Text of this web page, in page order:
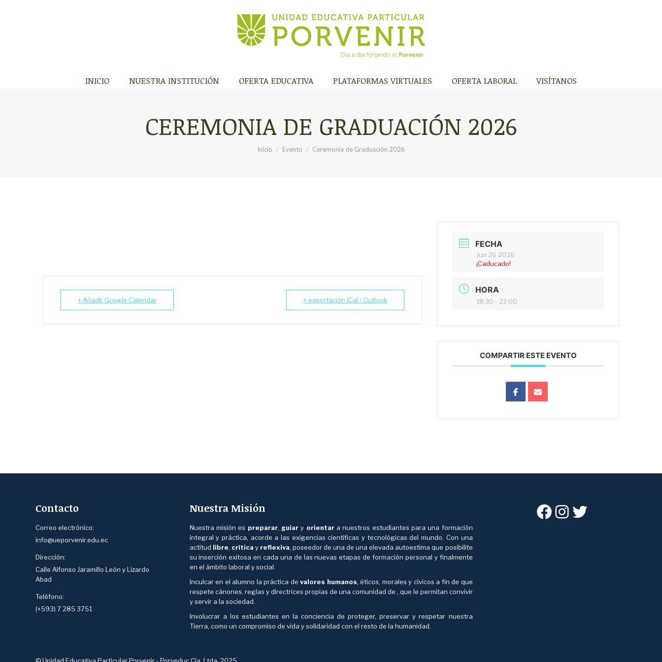
INICIO NUESTRA INSTITUCIÓN OFERTA EDUCATIVA PLATAFORMAS VIRTUALES OFERTA LABORAL VISÍTANOS
CEREMONIA DE GRADUACIÓN 2026
Estás aquí:
Inicio Evento Ceremonia de Graduación 2026
+ Añadir Google Calendar + exportación iCal / Outlook
FECHA
Jun 26 2026
¡Caducado!
HORA
18:30 - 22:00
COMPARTIR ESTE EVENTO
Contacto
Correo electrónico:
info@ueporvenir.edu.ec
Dirección:
Calle Alfonso Jaramillo León y Lizardo
Abad
Teléfono:
(+593) 7 285 3751
Nuestra Misión
Nuestra misión es preparar, guiary orientara nuestros estudiantes para una formación
integral y práctica, acorde a las exigencias científicas y tecnológicas del mundo. Con una
actitud libre, crítica y reflexiva, poseedor de una de una elevada autoestima que posibilite
su inserción exitosa en cada una de las nuevas etapas de formación personal y finalmente
en el ámbito laboral y social.
Inculcar en el alumno la práctica de valores humanos, éticos, morales y cívicos a fin de que
respete cánones, reglas y directrices propias de una comunidad de , que le permitan convivir
y servir a la sociedad.
Involucrar a los estudiantes en la conciencia de proteger, preservar y respetar nuestra
Tierra, como un compromiso de vida y solidaridad con el resto de la humanidad.
Facebook
Instagram
Twitter
NUESTRA INSTITUCIÓN OFERTA EDUCATIVA PLATAFORMAS VIRTUALES